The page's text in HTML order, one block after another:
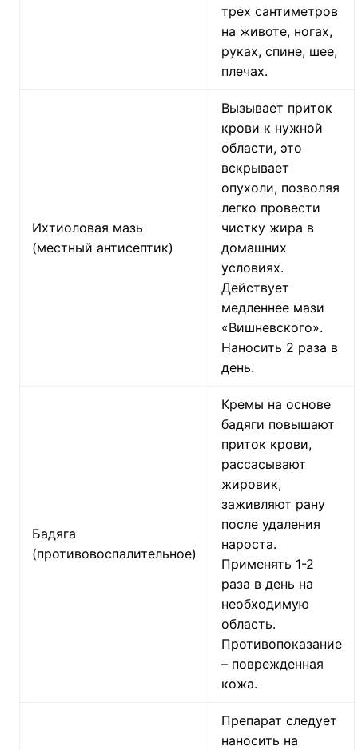
трех сантиметров
на животе, ногах,
руках, спине, шее,
плечах.
Ихтиоловая мазь
(местный антисептик)
Вызывает приток
крови к нужной
области, это
вскрывает
опухоли, позволяя
легко провести
чистку жира в
домашних
условиях.
Действует
медленнее мази
«Вишневского».
Наносить 2 раза в
день.
Бадяга
(противовоспалительное)
Кремы на основе
бадяги повышают
приток крови,
рассасывают
жировик,
заживляют рану
после удаления
нароста.
Применять 1-2
раза в день на
необходимую
область.
Противопоказание
– поврежденная
кожа.
Препарат следует
наносить на